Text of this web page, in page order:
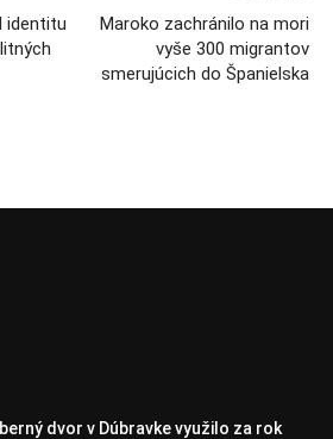
identitu
Maroko zachránilo na mori
vyše 300 migrantov
smerujúcich do Španielska
dvor v Dúbravke využilo za rok